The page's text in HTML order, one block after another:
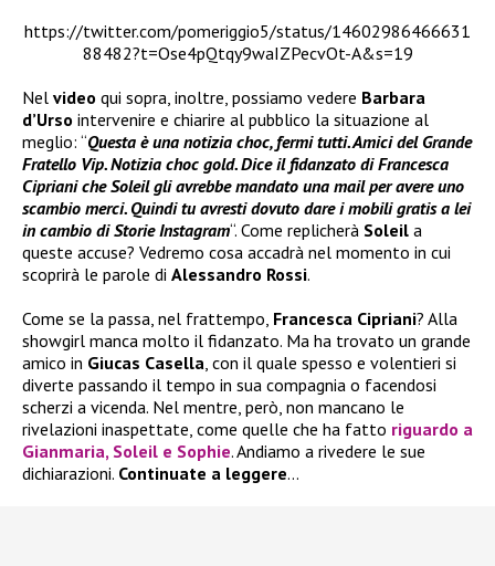
https://twitter.com/pomeriggio5/status/14602986466631
88482?t=Ose4pQtqy9waIZPecvOt-A&s=19
Nel video qui sopra, inoltre, possiamo vedere Barbara
d’Urso intervenire e chiarire al pubblico la situazione al
meglio: “Questa è una notizia choc, fermi tutti. Amici del Grande
Fratello Vip. Notizia choc gold. Dice il fidanzato di Francesca
Cipriani che Soleil gli avrebbe mandato una mail per avere uno
scambio merci. Quindi tu avresti dovuto dare i mobili gratis a lei
in cambio di Storie Instagram“. Come replicherà Soleil a
queste accuse? Vedremo cosa accadrà nel momento in cui
scoprirà le parole di Alessandro Rossi.
Come se la passa, nel frattempo, Francesca Cipriani? Alla
showgirl manca molto il fidanzato. Ma ha trovato un grande
amico in Giucas Casella, con il quale spesso e volentieri si
diverte passando il tempo in sua compagnia o facendosi
scherzi a vicenda. Nel mentre, però, non mancano le
rivelazioni inaspettate, come quelle che ha fatto riguardo a
Gianmaria, Soleil e Sophie. Andiamo a rivedere le sue
dichiarazioni. Continuate a leggere…